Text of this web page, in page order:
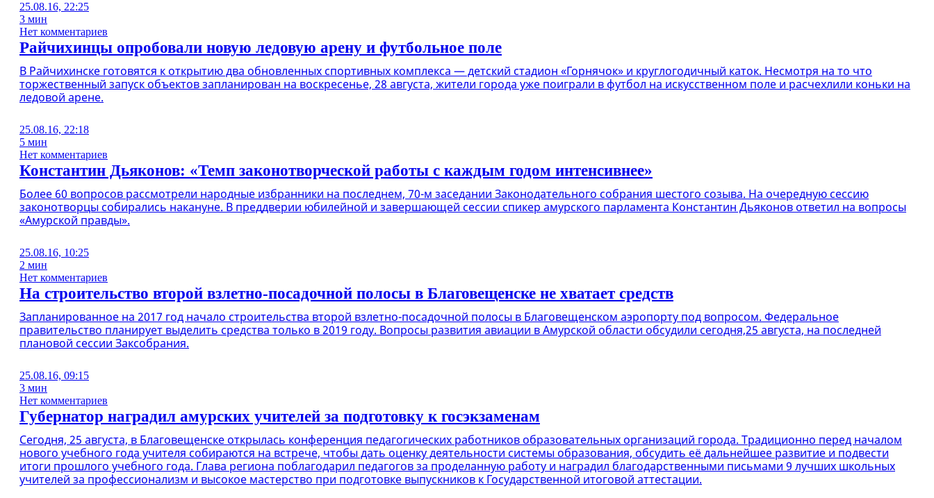
25.08.16, 22:25
3 мин
Нет комментариев
Райчихинцы опробовали новую ледовую арену и футбольное поле
В Райчихинске готовятся к открытию два обновленных спортивных комплекса — детский стадион «Горнячок» и круглогодичный каток. Несмотря на то что
торжественный запуск объектов запланирован на воскресенье, 28 августа, жители города уже поиграли в футбол на искусственном поле и расчехлили коньки на
ледовой арене.
25.08.16, 22:18
5 мин
Нет комментариев
Константин Дьяконов: «Темп законотворческой работы с каждым годом интенсивнее»
Более 60 вопросов рассмотрели народные избранники на последнем, 70-м заседании Законодательного собрания шестого созыва. На очередную сессию
законотворцы собирались накануне. В преддверии юбилейной и завершающей сессии спикер амурского парламента Константин Дьяконов ответил на вопросы
«Амурской правды».
25.08.16, 10:25
2 мин
Нет комментариев
На строительство второй взлетно-посадочной полосы в Благовещенске не хватает средств
Запланированное на 2017 год начало строительства второй взлетно-посадочной полосы в Благовещенском аэропорту под вопросом. Федеральное
правительство планирует выделить средства только в 2019 году. Вопросы развития авиации в Амурской области обсудили сегодня,25 августа, на последней
плановой сессии Заксобрания.
25.08.16, 09:15
3 мин
Нет комментариев
Губернатор наградил амурских учителей за подготовку к госэкзаменам
Сегодня, 25 августа, в Благовещенске открылась конференция педагогических работников образовательных организаций города. Традиционно перед началом
нового учебного года учителя собираются на встрече, чтобы дать оценку деятельности системы образования, обсудить её дальнейшее развитие и подвести
итоги прошлого учебного года. Глава региона поблагодарил педагогов за проделанную работу и наградил благодарственными письмами 9 лучших школьных
учителей за профессионализм и высокое мастерство при подготовке выпускников к Государственной итоговой аттестации.